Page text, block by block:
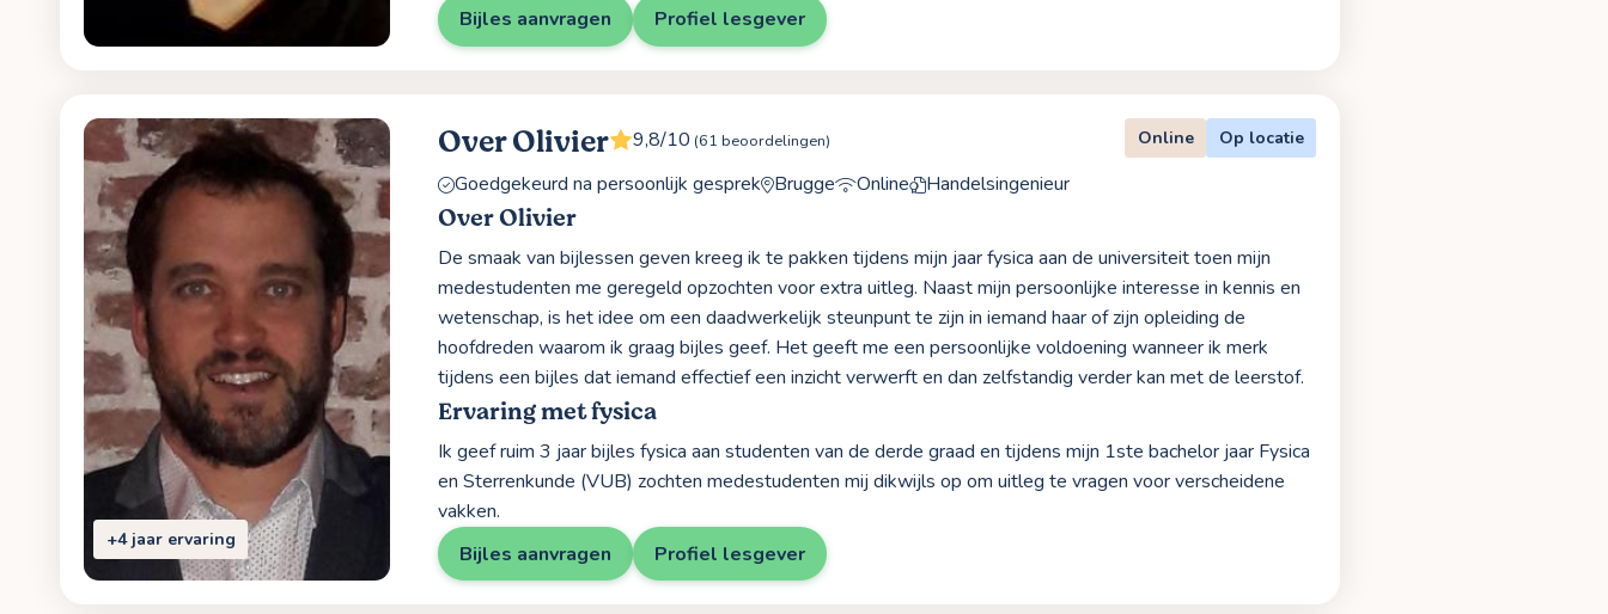
Bijles aanvragen
Profiel lesgever
+4 jaar ervaring
Over Olivier 9,8/10 (61 beoordelingen) Online Op locatie
Goedgekeurd na persoonlijk gesprek Brugge Online Handelsingenieur
Over Olivier
De smaak van bijlessen geven kreeg ik te pakken tijdens mijn jaar fysica aan de universiteit toen mijn
medestudenten me geregeld opzochten voor extra uitleg. Naast mijn persoonlijke interesse in kennis en
wetenschap, is het idee om een daadwerkelijk steunpunt te zijn in iemand haar of zijn opleiding de
hoofdreden waarom ik graag bijles geef. Het geeft me een persoonlijke voldoening wanneer ik merk
tijdens een bijles dat iemand effectief een inzicht verwerft en dan zelfstandig verder kan met de leerstof.
Ervaring met fysica
Ik geef ruim 3 jaar bijles fysica aan studenten van de derde graad en tijdens mijn 1ste bachelor jaar Fysica
en Sterrenkunde (VUB) zochten medestudenten mij dikwijls op om uitleg te vragen voor verscheidene
vakken.
Bijles aanvragen
Profiel lesgever